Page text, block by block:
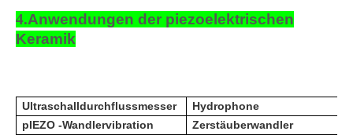
4.Anwendungen der piezoelektrischen
Keramik
Ultraschalldurchflussmesser
Hydrophone
pIEZO -Wandlervibration Zerstäuberwandler